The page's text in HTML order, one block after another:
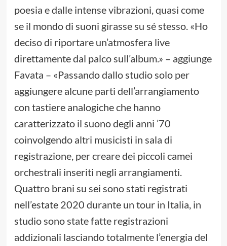
poesia e dalle intense vibrazioni, quasi come
se il mondo di suoni girasse su sé stesso. «Ho
deciso di riportare un’atmosfera live
direttamente dal palco sull’album.» – aggiunge
Favata – «Passando dallo studio solo per
aggiungere alcune parti dell’arrangiamento
con tastiere analogiche che hanno
caratterizzato il suono degli anni ’70
coinvolgendo altri musicisti in sala di
registrazione, per creare dei piccoli camei
orchestrali inseriti negli arrangiamenti.
Quattro brani su sei sono stati registrati
nell’estate 2020 durante un tour in Italia, in
studio sono state fatte registrazioni
addizionali lasciando totalmente l’energia del